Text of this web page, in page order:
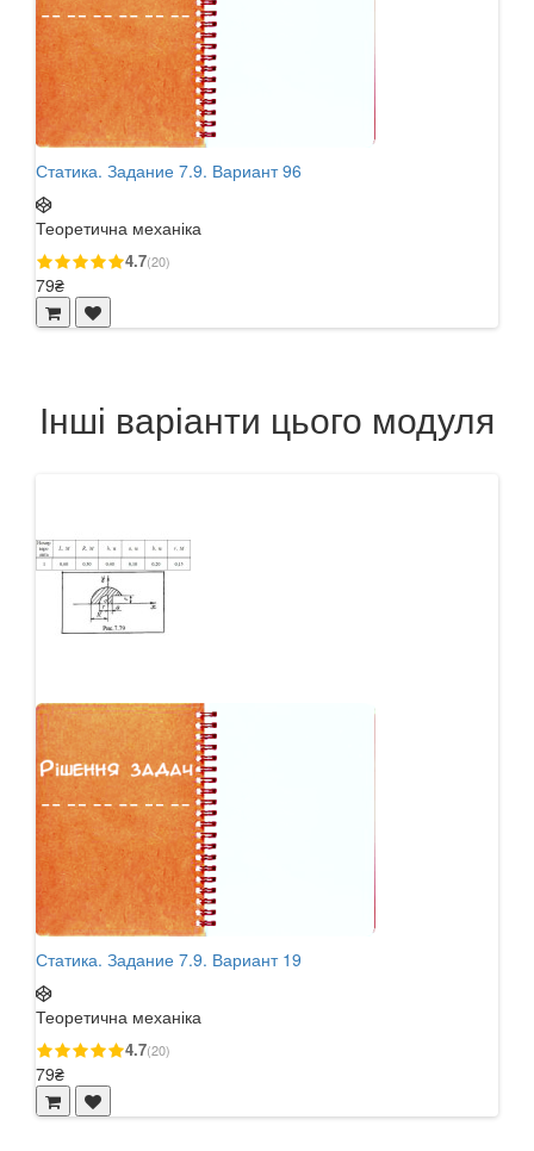
Статика. Задание 7.9. Вариант 96
Теоретична механіка
4.7(20)
79₴
Інші варіанти цього модуля
Статика. Задание 7.9. Вариант 19
Теоретична механіка
4.7(20)
79₴